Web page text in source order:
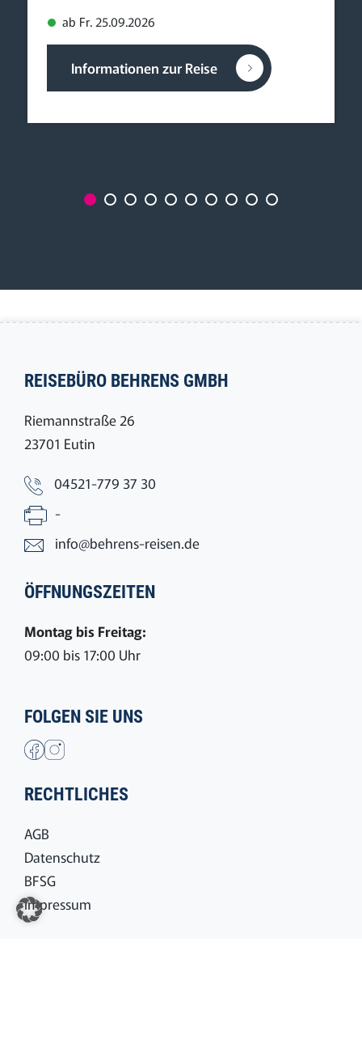
ab Fr. 25.09.2026
Informationen zur Reise
REISEBÜRO BEHRENS GMBH
Riemannstraße 26
23701 Eutin
04521-779 37 30
-
info@behrens-reisen.de
ÖFFNUNGSZEITEN
Montag bis Freitag:
09:00 bis 17:00 Uhr
FOLGEN SIE UNS
RECHTLICHES
AGB
Datenschutz
BFSG
Impressum